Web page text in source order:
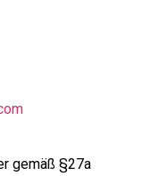
gemäß §27a